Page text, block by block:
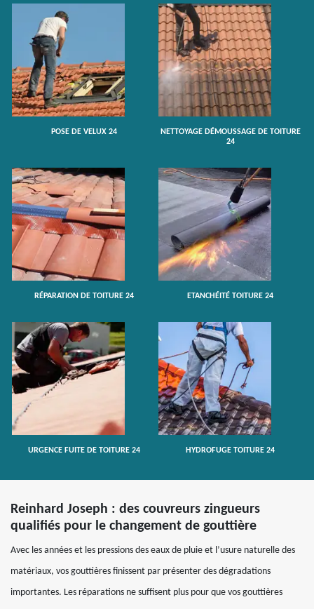
POSE DE VELUX 24
NETTOYAGE DÉMOUSSAGE DE TOITURE
24
RÉPARATION DE TOITURE 24 ETANCHÉITÉ TOITURE 24
URGENCE FUITE DE TOITURE 24 HYDROFUGE TOITURE 24
Reinhard Joseph : des couvreurs zingueurs
qualifiés pour le changement de gouttière
Avec les années et les pressions des eaux de pluie et l’usure naturelle des
matériaux, vos gouttières finissent par présenter des dégradations
importantes. Les réparations ne suffisent plus pour que vos gouttières